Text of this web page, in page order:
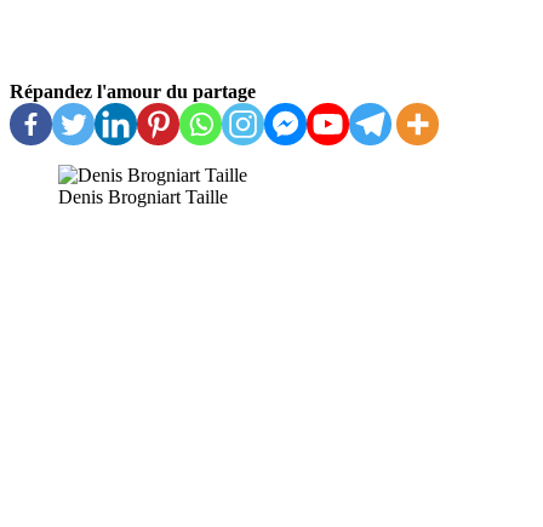
Répandez l'amour du partage
Denis Brogniart Taille